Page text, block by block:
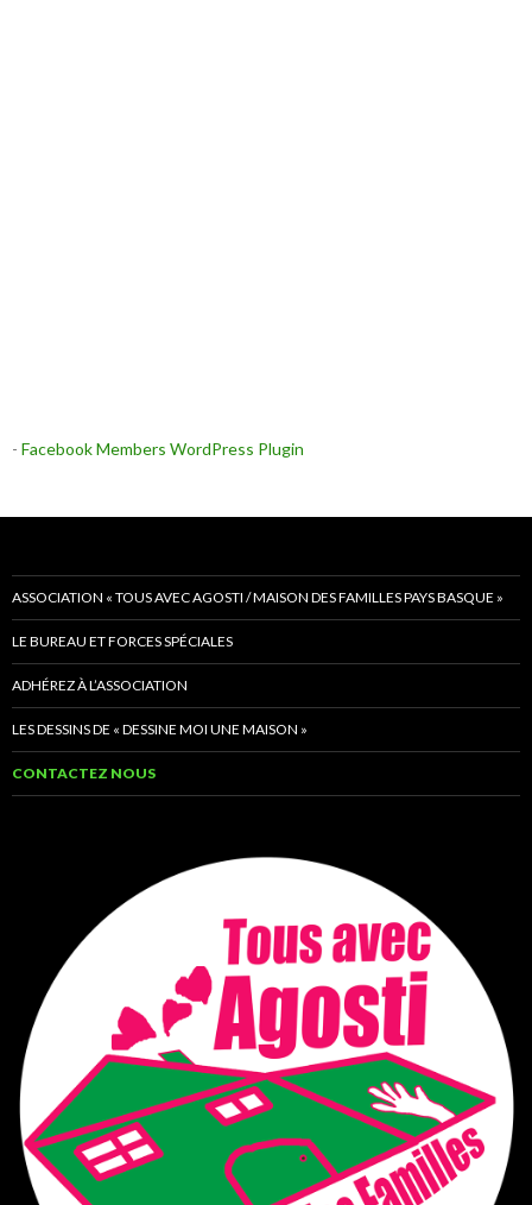
- Facebook Members WordPress Plugin
ASSOCIATION « TOUS AVEC AGOSTI / MAISON DES FAMILLES PAYS BASQUE »
LE BUREAU ET FORCES SPÉCIALES
ADHÉREZ À L’ASSOCIATION
LES DESSINS DE « DESSINE MOI UNE MAISON »
CONTACTEZ NOUS